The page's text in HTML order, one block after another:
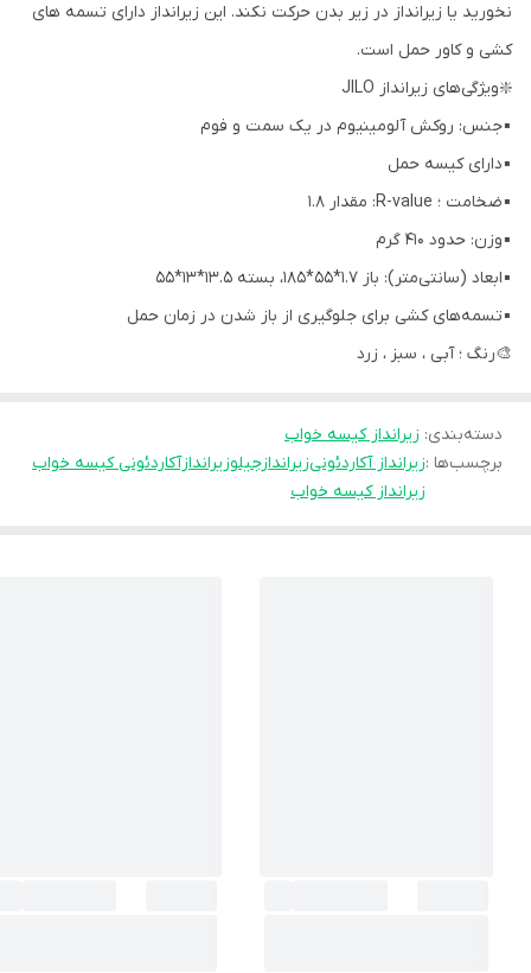
نخورید یا زیرانداز در زیر بدن حرکت نکند. این زیرانداز دارای تسمه های
کشی و کاور حمل است.
❇️ویژگی‌های زیرانداز JILO
▪️جنس: روکش آلومینیوم در یک سمت و فوم
▪️دارای کیسه حمل
▪️ضخامت ؛ R-value: مقدار 1.8
▪️وزن: حدود 410 گرم
▪️ابعاد (سانتی‌متر): باز 1.7*55*185، بسته 13.5*13*55
▪️تسمه‌های کشی برای جلوگیری از باز شدن در زمان حمل
🎨رنگ ؛ آبی ، سبز ، زرد
دسته‌بندی: زیرانداز کیسه خواب
برچسب‌ها :زیرانداز آکاردئونیزیراندازجیلوزیراندازآکاردئونی کیسه خواب
زیرانداز کیسه خواب